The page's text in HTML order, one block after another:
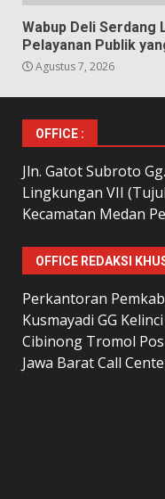
Wabup Deli Serdang
Pelayanan Publik
Agustus 7, 2026
OFFICE :
Jln. Gatot Subroto
Lingkungan VII
Kecamatan Medan
OFFICE REDAKSI
Perkantoran
Kusmayadi GG
Cibinong Tromol Pos
Jawa Barat Call